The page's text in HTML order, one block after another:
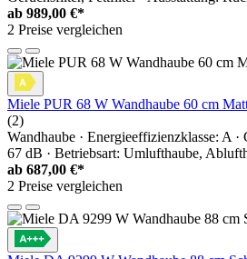
ab 989,00 €*
2 Preise vergleichen
Miele PUR 68 W Wandhaube 60 cm
(2)
Wandhaube · Energieeffizienzklasse: A ·
67 dB · Betriebsart: Umlufthaube,
ab 687,00 €*
2 Preise vergleichen